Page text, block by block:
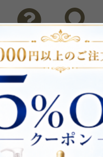
ム スプレミヤ バ
問い合わせ 検索
イントプレゼント！
ランキング ブ